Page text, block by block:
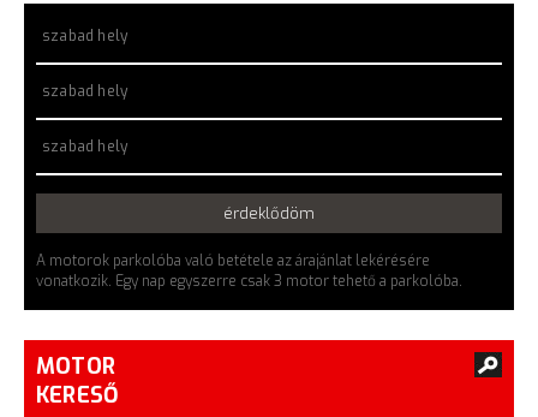
szabad hely
szabad hely
szabad hely
érdeklődöm
A motorok parkolóba való betétele az árajánlat lekérésére
vonatkozik. Egy nap egyszerre csak 3 motor tehető a parkolóba.
MOTOR
KERESŐ